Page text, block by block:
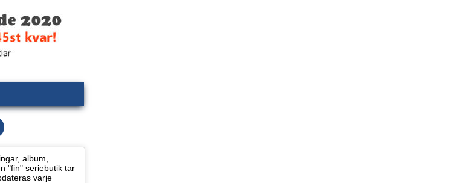
album,
"fin" seriebutik tar
varje